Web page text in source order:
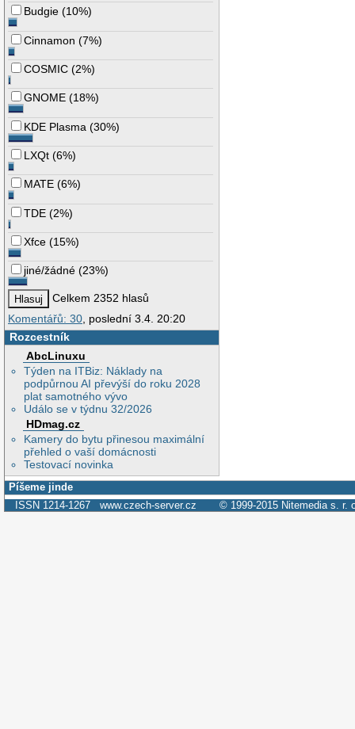
Budgie (10%)
Cinnamon (7%)
COSMIC (2%)
GNOME (18%)
KDE Plasma (30%)
LXQt (6%)
MATE (6%)
TDE (2%)
Xfce (15%)
jiné/žádné (23%)
Celkem 2352 hlasů
Komentářů: 30 , poslední 3.4. 20:20
Rozcestník
AbcLinuxu
Týden na ITBiz: Náklady na
podpůrnou AI převýší do roku 2028
plat samotného vývo
Událo se v týdnu 32/2026
HDmag.cz
Kamery do bytu přinesou maximální
přehled o vaší domácnosti
Testovací novinka
Píšeme jinde
ISSN 1214-1267 www.czech-server.cz © 1999-2015 Nitemedia s. r.